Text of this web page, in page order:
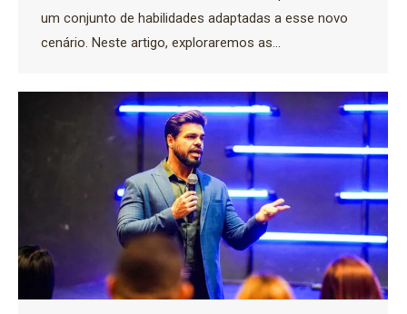
um conjunto de habilidades adaptadas a esse novo
cenário. Neste artigo, exploraremos as…